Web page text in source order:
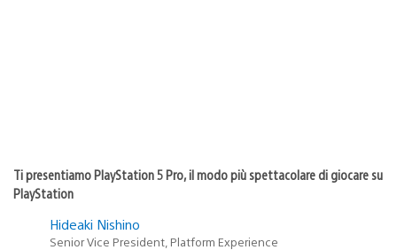
Ti presentiamo PlayStation 5 Pro, il modo più spettacolare di giocare su
PlayStation
Hideaki Nishino
Senior Vice President, Platform Experience